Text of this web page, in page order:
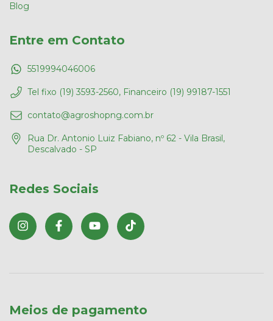
Blog
Entre em Contato
5519994046006
Tel fixo (19) 3593-2560, Financeiro (19) 99187-1551
contato@agroshopng.com.br
Rua Dr. Antonio Luiz Fabiano, nº 62 - Vila Brasil,
Descalvado - SP
Redes Sociais
Meios de pagamento